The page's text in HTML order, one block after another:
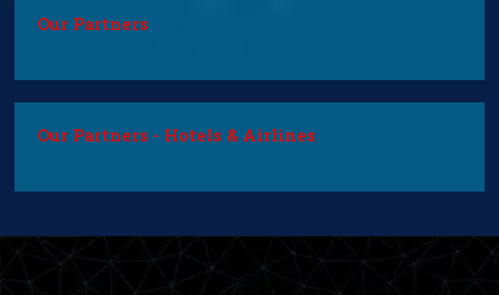
Our Partners
Our Partners - Hotels & Airlines